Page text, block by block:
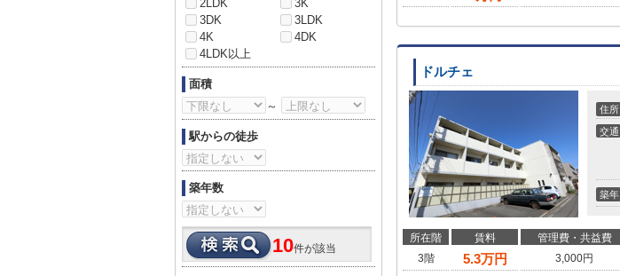
ドルチェ
住所
交通
築年
所在階 賃料 管理費・共益費
3階
5.3万円 3,000円
2LDK
3K
3DK
3LDK
4K
4DK
4LDK以上
面積
～
駅からの徒歩
築年数
10件が該当